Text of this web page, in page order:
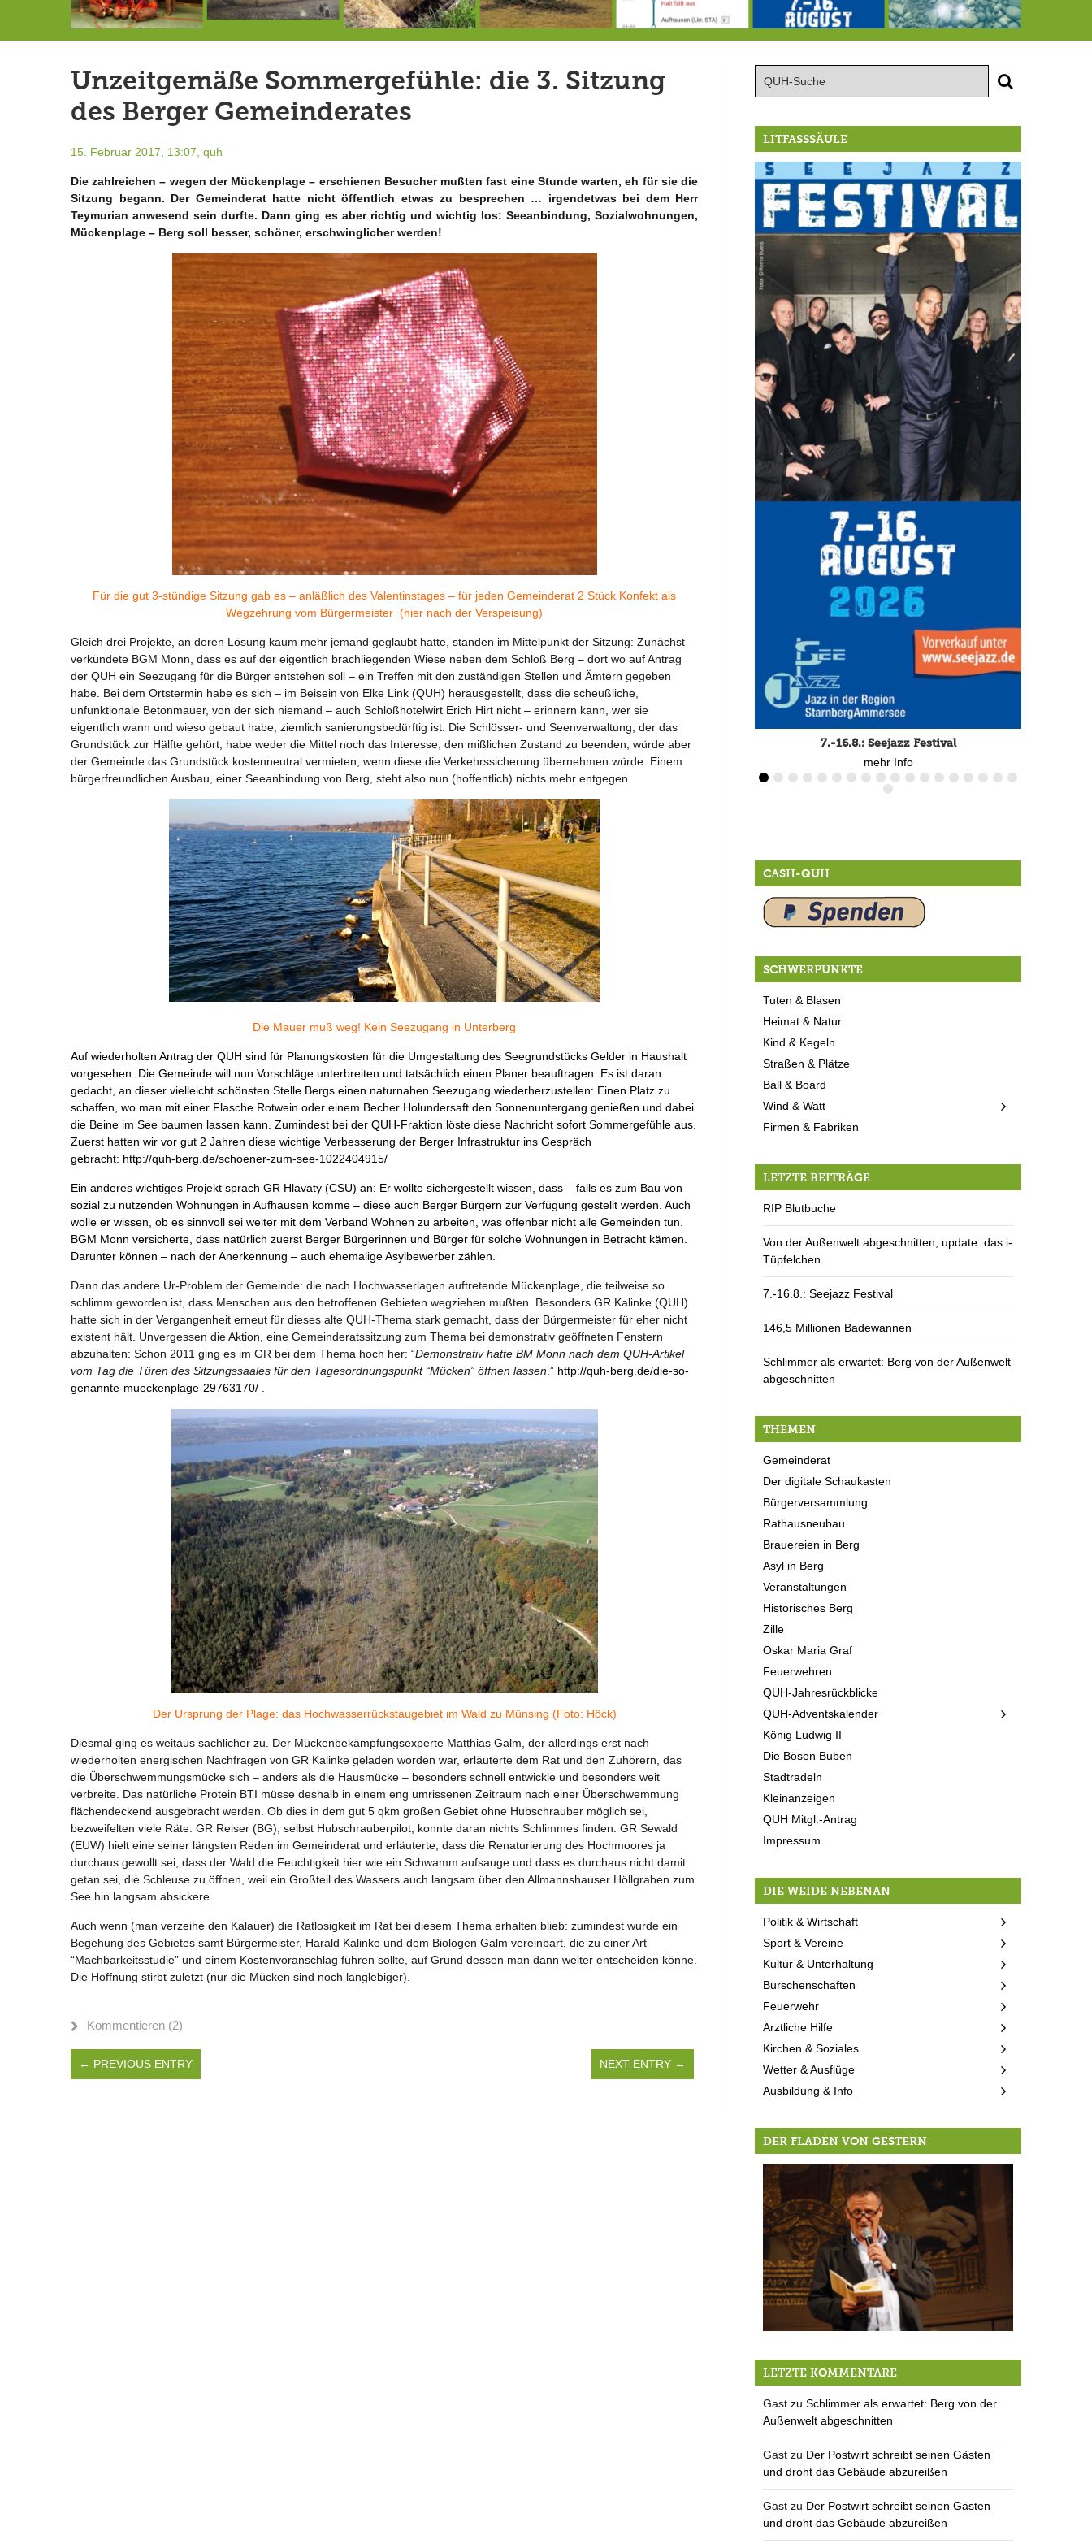
Die letzte Sitzung des Gemeinderates vor der Sommerpause
Unzeitgemäße Sommergefühle: die 3. Sitzung
des Berger Gemeinderates
15. Februar 2017, 13:07, quh
Die zahlreichen – wegen der Mückenplage – erschienen Besucher mußten fast eine Stunde warten, eh für sie die
Sitzung begann. Der Gemeinderat hatte nicht öffentlich etwas zu besprechen … irgendetwas bei dem Herr
Teymurian anwesend sein durfte. Dann ging es aber richtig und wichtig los: Seeanbindung, Sozialwohnungen,
Mückenplage – Berg soll besser, schöner, erschwinglicher werden!
Für die gut 3-stündige Sitzung gab es – anläßlich des Valentinstages – für jeden Gemeinderat 2 Stück Konfekt als
Wegzehrung vom Bürgermeister (hier nach der Verspeisung)
Gleich drei Projekte, an deren Lösung kaum mehr jemand geglaubt hatte, standen im Mittelpunkt der Sitzung: Zunächst
verkündete BGM Monn, dass es auf der eigentlich brachliegenden Wiese neben dem Schloß Berg – dort wo auf Antrag
der QUH ein Seezugang für die Bürger entstehen soll – ein Treffen mit den zuständigen Stellen und Ämtern gegeben
habe. Bei dem Ortstermin habe es sich – im Beisein von Elke Link (QUH) herausgestellt, dass die scheußliche,
unfunktionale Betonmauer, von der sich niemand – auch Schloßhotelwirt Erich Hirt nicht – erinnern kann, wer sie
eigentlich wann und wieso gebaut habe, ziemlich sanierungsbedürftig ist. Die Schlösser- und Seenverwaltung, der das
Grundstück zur Hälfte gehört, habe weder die Mittel noch das Interesse, den mißlichen Zustand zu beenden, würde aber
der Gemeinde das Grundstück kostenneutral vermieten, wenn diese die Verkehrssicherung übernehmen würde. Einem
bürgerfreundlichen Ausbau, einer Seeanbindung von Berg, steht also nun (hoffentlich) nichts mehr entgegen.
Die Mauer muß weg! Kein Seezugang in Unterberg
Auf wiederholten Antrag der QUH sind für Planungskosten für die Umgestaltung des Seegrundstücks Gelder in Haushalt
vorgesehen. Die Gemeinde will nun Vorschläge unterbreiten und tatsächlich einen Planer beauftragen. Es ist daran
gedacht, an dieser vielleicht schönsten Stelle Bergs einen naturnahen Seezugang wiederherzustellen: Einen Platz zu
schaffen, wo man mit einer Flasche Rotwein oder einem Becher Holundersaft den Sonnenuntergang genießen und dabei
die Beine im See baumen lassen kann. Zumindest bei der QUH-Fraktion löste diese Nachricht sofort Sommergefühle aus.
Zuerst hatten wir vor gut 2 Jahren diese wichtige Verbesserung der Berger Infrastruktur ins Gespräch
gebracht: http://quh-berg.de/schoener-zum-see-1022404915/
Ein anderes wichtiges Projekt sprach GR Hlavaty (CSU) an: Er wollte sichergestellt wissen, dass – falls es zum Bau von
sozial zu nutzenden Wohnungen in Aufhausen komme – diese auch Berger Bürgern zur Verfügung gestellt werden. Auch
wolle er wissen, ob es sinnvoll sei weiter mit dem Verband Wohnen zu arbeiten, was offenbar nicht alle Gemeinden tun.
BGM Monn versicherte, dass natürlich zuerst Berger Bürgerinnen und Bürger für solche Wohnungen in Betracht kämen.
Darunter können – nach der Anerkennung – auch ehemalige Asylbewerber zählen.
Dann das andere Ur-Problem der Gemeinde: die nach Hochwasserlagen auftretende Mückenplage, die teilweise so
schlimm geworden ist, dass Menschen aus den betroffenen Gebieten wegziehen mußten. Besonders GR Kalinke (QUH)
hatte sich in der Vergangenheit erneut für dieses alte QUH-Thema stark gemacht, dass der Bürgermeister für eher nicht
existent hält. Unvergessen die Aktion, eine Gemeinderatssitzung zum Thema bei demonstrativ geöffneten Fenstern
abzuhalten: Schon 2011 ging es im GR bei dem Thema hoch her: “Demonstrativ hatte BM Monn nach dem QUH-Artikel
vom Tag die Türen des Sitzungssaales für den Tagesordnungspunkt “Mücken” öffnen lassen .” http://quh-berg.de/die-so-
genannte-mueckenplage-29763170/
Der Ursprung der Plage: das Hochwasserrückstaugebiet im Wald zu Münsing (Foto: Höck)
Diesmal ging es weitaus sachlicher zu. Der Mückenbekämpfungsexperte Matthias Galm, der allerdings erst nach
wiederholten energischen Nachfragen von GR Kalinke geladen worden war, erläuterte dem Rat und den Zuhörern, das
die Überschwemmungsmücke sich – anders als die Hausmücke – besonders schnell entwickle und besonders weit
verbreite. Das natürliche Protein BTI müsse deshalb in einem eng umrissenen Zeitraum nach einer Überschwemmung
flächendeckend ausgebracht werden. Ob dies in dem gut 5 qkm großen Gebiet ohne Hubschrauber möglich sei,
bezweifelten viele Räte. GR Reiser (BG), selbst Hubschrauberpilot, konnte daran nichts Schlimmes finden. GR Sewald
(EUW) hielt eine seiner längsten Reden im Gemeinderat und erläuterte, dass die Renaturierung des Hochmoores ja
durchaus gewollt sei, dass der Wald die Feuchtigkeit hier wie ein Schwamm aufsauge und dass es durchaus nicht damit
getan sei, die Schleuse zu öffnen, weil ein Großteil des Wassers auch langsam über den Allmannshauser Höllgraben zum
See hin langsam absickere.
Auch wenn (man verzeihe den Kalauer) die Ratlosigkeit im Rat bei diesem Thema erhalten blieb: zumindest wurde ein
Begehung des Gebietes samt Bürgermeister, Harald Kalinke und dem Biologen Galm vereinbart, die zu einer Art
“Machbarkeitsstudie” und einem Kostenvoranschlag führen sollte, auf Grund dessen man dann weiter entscheiden könne.
Die Hoffnung stirbt zuletzt (nur die Mücken sind noch langlebiger).
Kommentieren (2)
← PREVIOUS ENTRY NEXT ENTRY →
LITFASSSÄULE
7.-16.8.: Seejazz Festival
mehr Info
7.-9.8.: 40 Jahre Ateliertage
mehr Info
CASH-QUH
SCHWERPUNKTE
Tuten & Blasen
Heimat & Natur
Kind & Kegeln
Straßen & Plätze
Ball & Board
Wind & Watt
Firmen & Fabriken
LETZTE BEITRÄGE
RIP Blutbuche
Von der Außenwelt abgeschnitten, update: das i-
Tüpfelchen
7.-16.8.: Seejazz Festival
146,5 Millionen Badewannen
Schlimmer als erwartet: Berg von der Außenwelt
abgeschnitten
THEMEN
Gemeinderat
Der digitale Schaukasten
Bürgerversammlung
Rathausneubau
Brauereien in Berg
Asyl in Berg
Veranstaltungen
Historisches Berg
Zille
Oskar Maria Graf
Feuerwehren
QUH-Jahresrückblicke
QUH-Adventskalender
König Ludwig II
Die Bösen Buben
Stadtradeln
Kleinanzeigen
QUH Mitgl.-Antrag
Impressum
DIE WEIDE NEBENAN
Politik & Wirtschaft
Sport & Vereine
Kultur & Unterhaltung
Burschenschaften
Feuerwehr
Ärztliche Hilfe
Kirchen & Soziales
Wetter & Ausflüge
Ausbildung & Info
DER FLADEN VON GESTERN
LETZTE KOMMENTARE
Gast zuSchlimmer als erwartet: Berg von der
Außenwelt abgeschnitten
Gast zu Der Postwirt schreibt seinen Gästen
und droht das Gebäude abzureißen
Gast zu Der Postwirt schreibt seinen Gästen
und droht das Gebäude abzureißen